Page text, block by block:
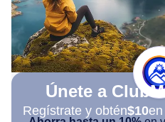
Únete a
Regístrate y obtén$10